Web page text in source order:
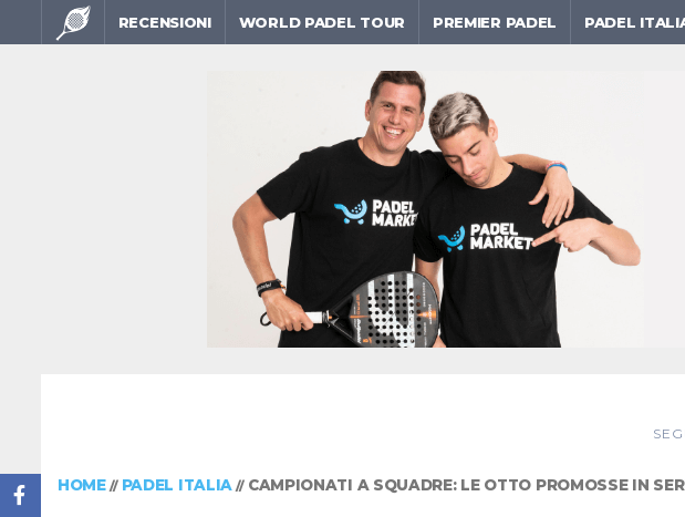
RECENSIONI WORLD PADEL TOUR PREMIER PADEL PADEL
HOME// PADEL ITALIA // CAMPIONATI A SQUADRE: LE OTTO PROMOSSE IN